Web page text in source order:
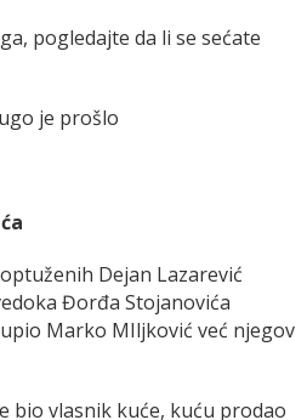
pogledajte da li se sećate
je prošlo
Dejan Lazarević
Đorđa Stojanovića
Marko MIljković već njegov
bio vlasnik kuće, kuću prodao